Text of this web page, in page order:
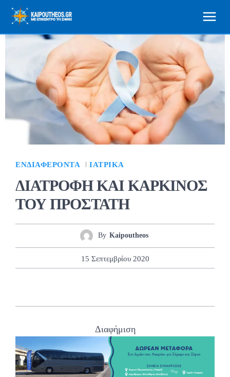
ΕΝΔΙΑΦΈΡΟΝΤΑ ΙΑΤΡΙΚΆ
ΔΙΑΤΡΟΦΗ ΚΑΙ ΚΑΡΚΙΝΟΣ
ΤΟΥ ΠΡΟΣΤΑΤΗ
By Kaipoutheos
15 Σεπτεμβρίου 2020
Διαφήμιση